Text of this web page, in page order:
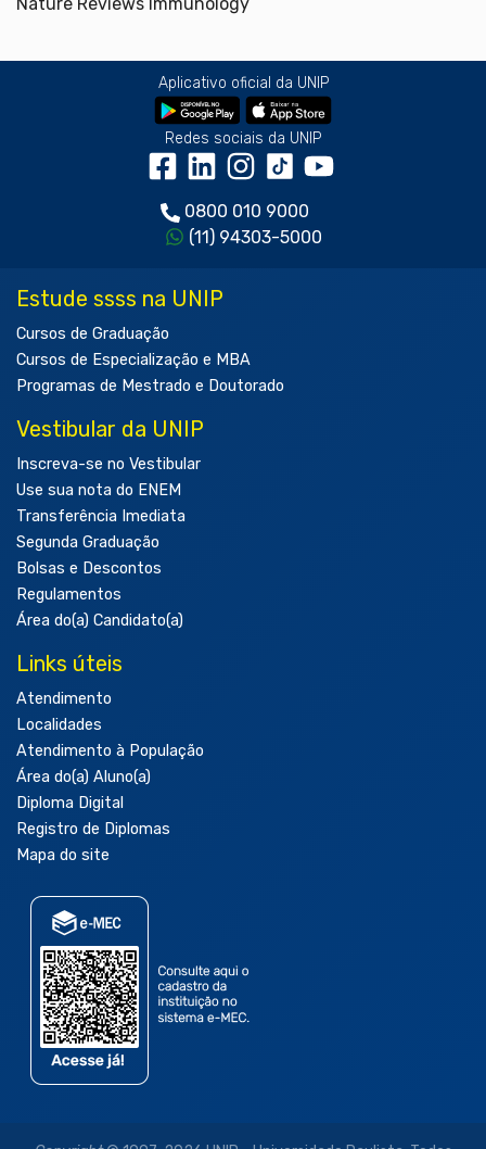
Aplicativo oficial da UNIP
Redes sociais da UNIP
0800 010 9000
(11) 94303-5000
Estude ssss na UNIP
Cursos de Graduação
Cursos de Especialização e MBA
Programas de Mestrado e Doutorado
Vestibular da UNIP
Inscreva-se no Vestibular
Use sua nota do ENEM
Transferência Imediata
Segunda Graduação
Bolsas e Descontos
Regulamentos
Área do(a) Candidato(a)
Links úteis
Atendimento
Localidades
Atendimento à População
Área do(a) Aluno(a)
Diploma Digital
Registro de Diplomas
Mapa do site